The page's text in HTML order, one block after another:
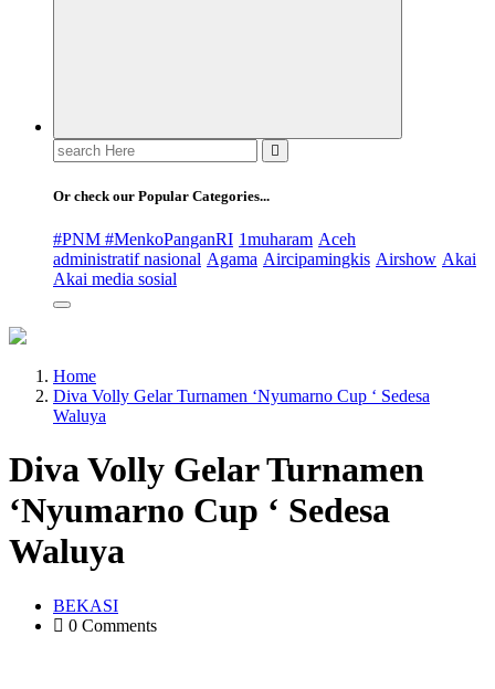
Search
for:
Or check our Popular Categories...
#PNM #MenkoPanganRI 1muharam Aceh
administratif nasional Agama Aircipamingkis Airshow Akai
Akai media sosial
Home
Diva Volly Gelar Turnamen ‘Nyumarno Cup ‘ Sedesa
Waluya
Diva Volly Gelar Turnamen
‘Nyumarno Cup ‘ Sedesa
Waluya
BEKASI
0 Comments